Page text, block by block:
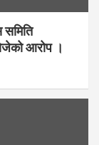
समिति
आरोप ।